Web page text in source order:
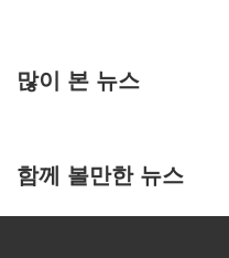
많이 본 뉴스
함께 볼만한 뉴스